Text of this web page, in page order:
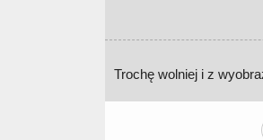
Trochę wolniej i z